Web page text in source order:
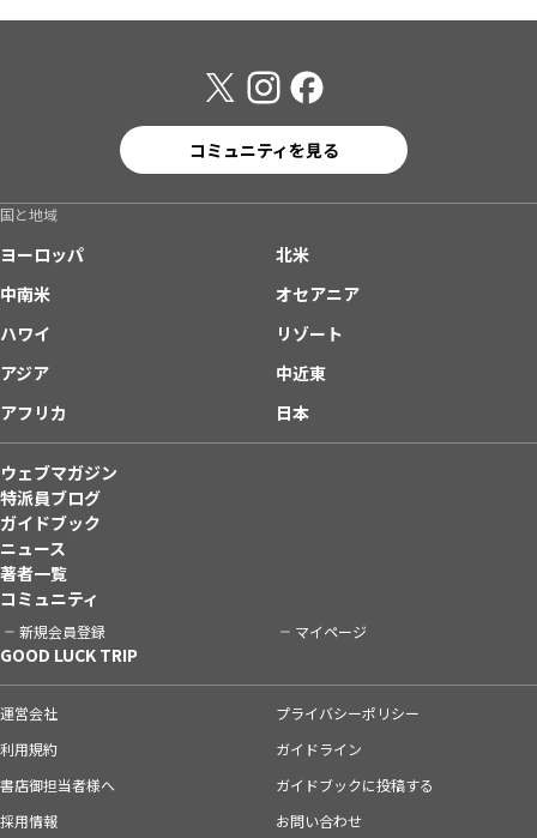
コミュニティを見る
国と地域
ヨーロッパ
北米
中南米
オセアニア
ハワイ
リゾート
アジア
中近東
アフリカ
日本
ウェブマガジン
特派員ブログ
ガイドブック
ニュース
著者一覧
コミュニティ
新規会員登録 マイページ
GOOD LUCK TRIP
運営会社
プライバシーポリシー
利用規約
ガイドライン
書店御担当者様へ
ガイドブックに投稿する
採用情報
お問い合わせ